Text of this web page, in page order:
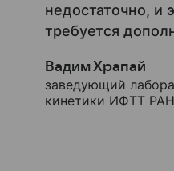
недостаточно, и
требуется
Вадим Храпай
заведующий
кинетики ИФТТ РАН